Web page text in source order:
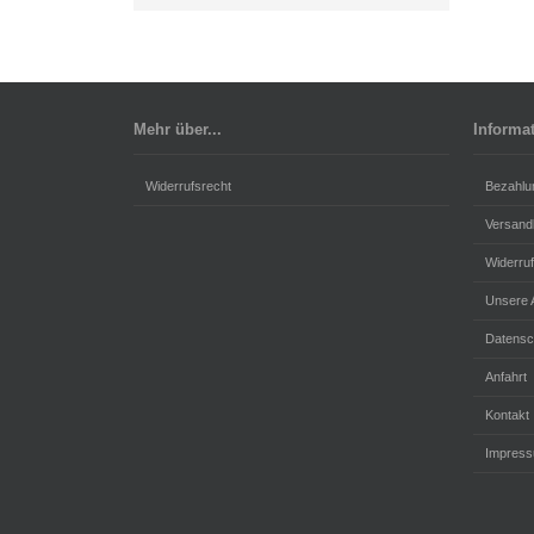
Mehr über...
Widerrufsrecht
Unsere
Anfahrt
Kontakt